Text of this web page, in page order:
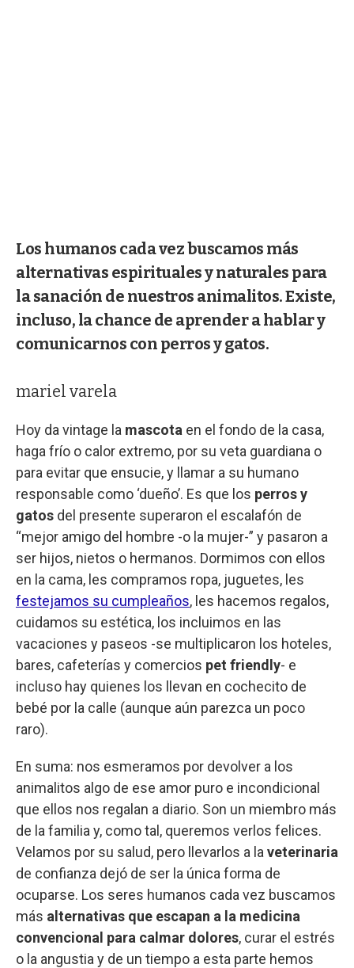
Los humanos cada vez buscamos más
alternativas espirituales y naturales para
la sanación de nuestros animalitos. Existe,
incluso, la chance de aprender a hablar y
comunicarnos con perros y gatos.
mariel varela
Hoy da vintage la mascota en el fondo de la casa,
haga frío o calor extremo, por su veta guardiana o
para evitar que ensucie, y llamar a su humano
responsable como ‘dueño’. Es que los perros y
gatos del presente superaron el escalafón de
“mejor amigo del hombre -o la mujer-” y pasaron a
ser hijos, nietos o hermanos. Dormimos con ellos
en la cama, les compramos ropa, juguetes, les
festejamos su cumpleaños, les hacemos regalos,
cuidamos su estética, los incluimos en las
vacaciones y paseos -se multiplicaron los hoteles,
bares, cafeterías y comercios pet friendly- e
incluso hay quienes los llevan en cochecito de
bebé por la calle (aunque aún parezca un poco
raro).
En suma: nos esmeramos por devolver a los
animalitos algo de ese amor puro e incondicional
que ellos nos regalan a diario. Son un miembro más
de la familia y, como tal, queremos verlos felices.
Velamos por su salud, pero llevarlos a la veterinaria
de confianza dejó de ser la única forma de
ocuparse. Los seres humanos cada vez buscamos
más alternativas que escapan a la medicina
convencional para calmar dolores, curar el estrés
o la angustia y de un tiempo a esta parte hemos